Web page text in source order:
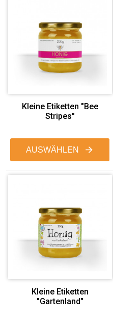
Kleine Etiketten "Bee
Stripes"
AUSWÄHLEN
Kleine Etiketten
"Gartenland"